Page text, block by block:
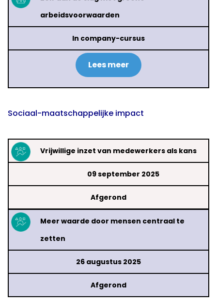
arbeidsvoorwaarden
In company-cursus
Lees meer
Sociaal-maatschappelijke impact
Vrijwillige inzet van medewerkers als kans
09 september 2025
Afgerond
Meer waarde door mensen centraal te
zetten
26 augustus 2025
Afgerond